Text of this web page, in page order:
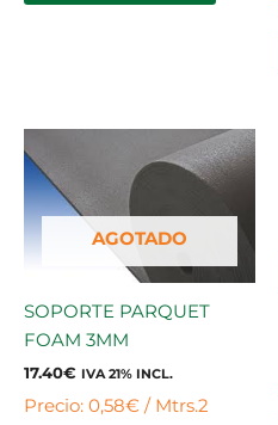
AGOTADO
SOPORTE PARQUET
FOAM 3MM
17.40€ IVA 21% INCL.
Precio: 0,58€ / Mtrs.2